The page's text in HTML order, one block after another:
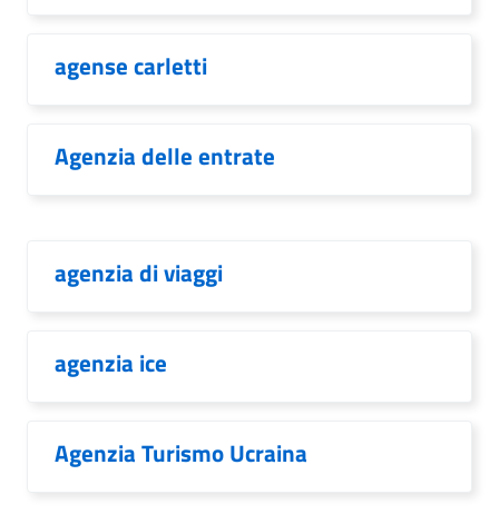
agense carletti
Agenzia delle entrate
agenzia di viaggi
agenzia ice
Agenzia Turismo Ucraina